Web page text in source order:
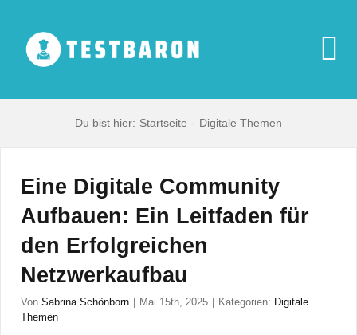
springen
Du bist hier: Startseite Digitale Themen
Eine Digitale Community
Aufbauen: Ein Leitfaden für
den Erfolgreichen
Netzwerkaufbau
Von Sabrina Schönborn Mai 15th, 2025 Kategorien: Digitale
Themen